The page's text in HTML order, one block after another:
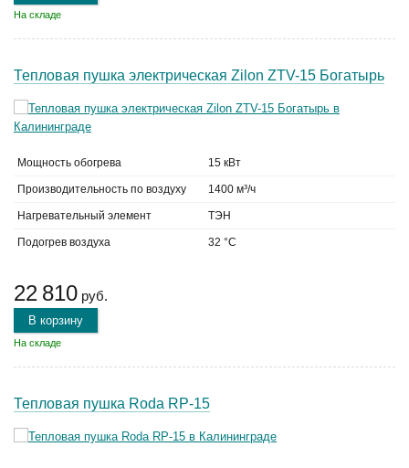
На складе
Тепловая пушка электрическая Zilon ZTV-15 Богатырь
Мощность обогрева 15 кВт
Производительность по воздуху 1400 м³/ч
Нагревательный элемент ТЭН
Подогрев воздуха 32 °C
22 810 руб.
В корзину
На складе
Тепловая пушка Roda RP-15